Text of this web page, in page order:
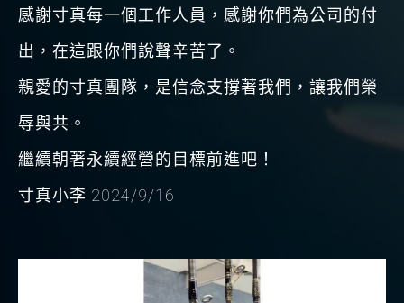
感謝寸真每一個工作人員，感謝你們為公司的付
出，在這跟你們說聲辛苦了。
親愛的寸真團隊，是信念支撐著我們，讓我們榮
辱與共。
繼續朝著永續經營的目標前進吧！
寸真小李 2024/9/16